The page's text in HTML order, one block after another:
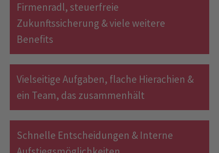
Firmenradl, steuerfreie
Zukunftssicherung & viele weitere
Benefits
Vielseitige Aufgaben, flache Hierachien &
ein Team, das zusammenhält
Schnelle Entscheidungen & Interne